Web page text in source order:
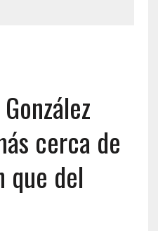
cerca de
que del